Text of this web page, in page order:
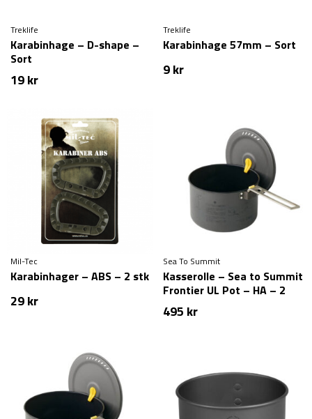
Treklife
Karabinhage – D-shape –
Sort
19kr
Treklife
Karabinhage 57mm – Sort
9kr
Mil-Tec
Karabinhager – ABS – 2 stk
29kr
Sea To Summit
Kasserolle – Sea to Summit
Frontier UL Pot – HA – 2
liter
495 kr